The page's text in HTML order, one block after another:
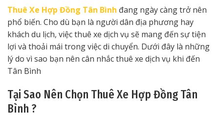
Thuê Xe Hợp Đồng Tân Bình đang ngày càng trở nên
phổ biến. Cho dù bạn là người dân địa phương hay
khách du lịch, việc thuê xe dịch vụ sẽ mang đến sự tiện
lợi và thoải mái trong việc di chuyển. Dưới đây là những
lý do vì sao bạn nên cân nhắc thuê xe dịch vụ khi đến
Tân Bình
Tại Sao Nên Chọn Thuê Xe Hợp Đồng Tân
Bình ?